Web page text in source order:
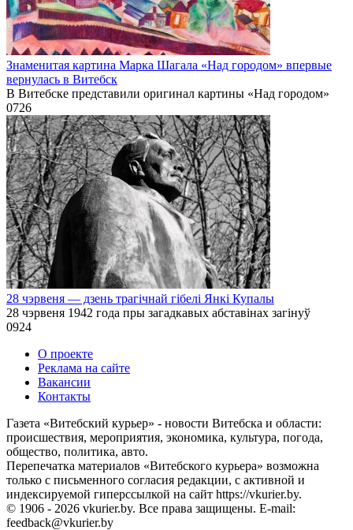
Знаменитая картина Марка Шагала «Над городом» впервые
вернулась в Витебск
В Витебске представили оригинал картины «Над городом»
0726
28 чэрвеня — дзень трагічнай гібелі Янкі Купалы
28 чэрвеня 1942 года пры загадкавых абставінах загінуў
0924
О проекте
Реклама на сайте
Вакансии
Контакты
Газета «Витебский курьер» - новости Витебска и области:
происшествия, мероприятия, экономика, культура, погода,
общество, политика, авто.
Перепечатка материалов «Витебского курьера» возможна
только с письменного согласия редакции, с активной и
индексируемой гиперссылкой на сайт https://vkurier.by.
© 1906 - 2026 vkurier.by. Все права защищены. E-mail:
feedback@vkurier.by